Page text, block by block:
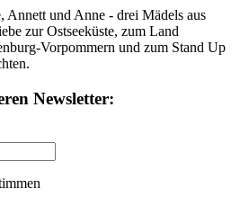
Annett und Anne - drei Mädels aus
zur Ostseeküste, zum Land
Vorpommern und zum Stand Up
Newsletter: